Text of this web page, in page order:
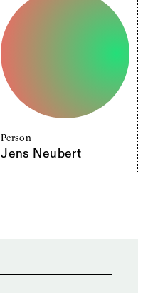
Person
Jens Neubert